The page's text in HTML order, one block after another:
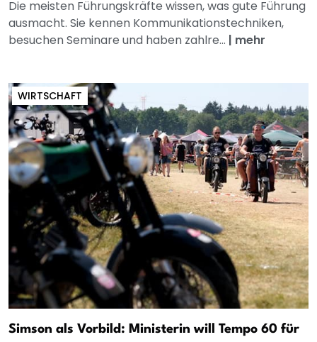
Die meisten Führungskräfte wissen, was gute Führung
ausmacht. Sie kennen Kommunikationstechniken,
besuchen Seminare und haben zahlre... | mehr
WIRTSCHAFT
Simson als Vorbild: Ministerin will Tempo 60 für